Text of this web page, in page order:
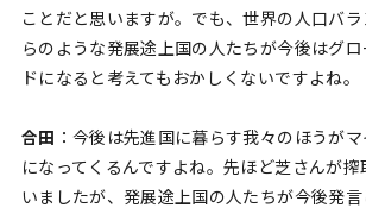
ことだと思いますが。でも、世界の人口バ
らのような発展途上国の人たちが今後はグ
ドになると考えてもおかしくないですよね。
合田 ：今後は先進国に暮らす我々のほうが
になってくるんですよね。先ほど芝さんが搾
いましたが、発展途上国の人たちが今後発